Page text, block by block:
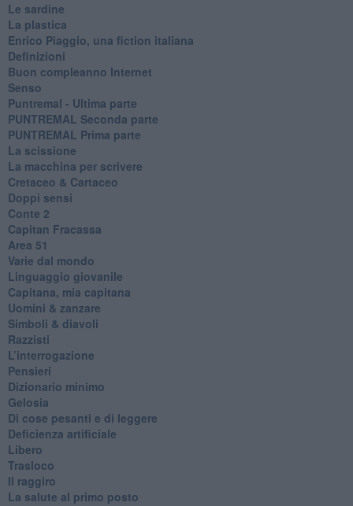
Le sardine
La plastica
​Enrico Piaggio, una fiction italiana
Definizioni
​Buon compleanno Internet
Senso
Puntremal - Ultima parte
PUNTREMAL Seconda parte
​PUNTREMAL Prima parte
La scissione
La macchina per scrivere
Cretaceo & Cartaceo
Doppi sensi
​Conte 2
​Capitan Fracassa
​Area 51
Varie dal mondo
​Linguaggio giovanile
​Capitana, mia capitana
Uomini & zanzare
​Simboli & diavoli
Razzisti
​L’interrogazione
Pensieri
​Dizionario minimo
Gelosia
Di cose pesanti e di leggere
​Deficienza artificiale
Libero
Trasloco
Il raggiro
​La salute al primo posto